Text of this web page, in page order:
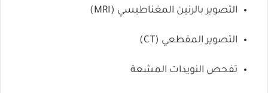
التصوير بالرنين المغناطيسي (MRI)
التصوير المقطعي (CT)
تفحص النويدات المشعة